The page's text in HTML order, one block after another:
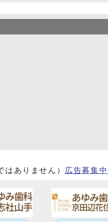
ありません） 広告募集中